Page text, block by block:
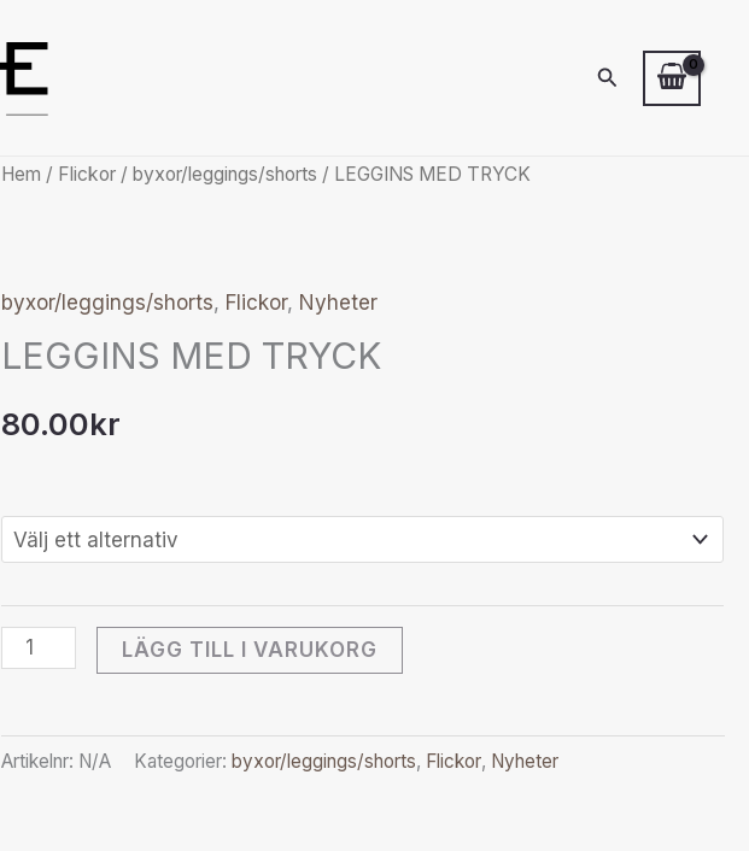
Sök
Hem / Flickor /byxor/leggings/shorts / LEGGINS MED TRYCK
byxor/leggings/shorts, Flickor, Nyheter
LEGGINS MED TRYCK
80.00kr
LEGGINS
LÄGG TILL I VARUKORG
Artikelnr: N/A Kategorier: byxor/leggings/shorts, Flickor, Nyheter